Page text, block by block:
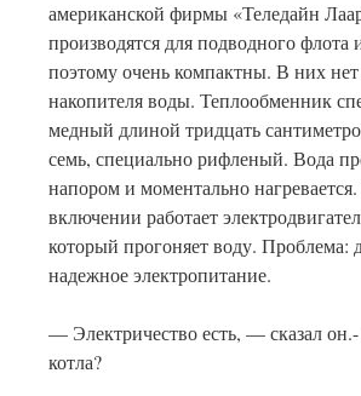
американской фирмы «Теледайн
производятся для подводного
поэтому очень компактны. В них нет
накопителя воды. Теплообменник
медный длиной тридцать
семь, специально рифленый. Вода
напором и моментально
включении работает
который прогоняет воду. Проблема:
надежное электропитание.
— Электричество есть, — сказал
котла?